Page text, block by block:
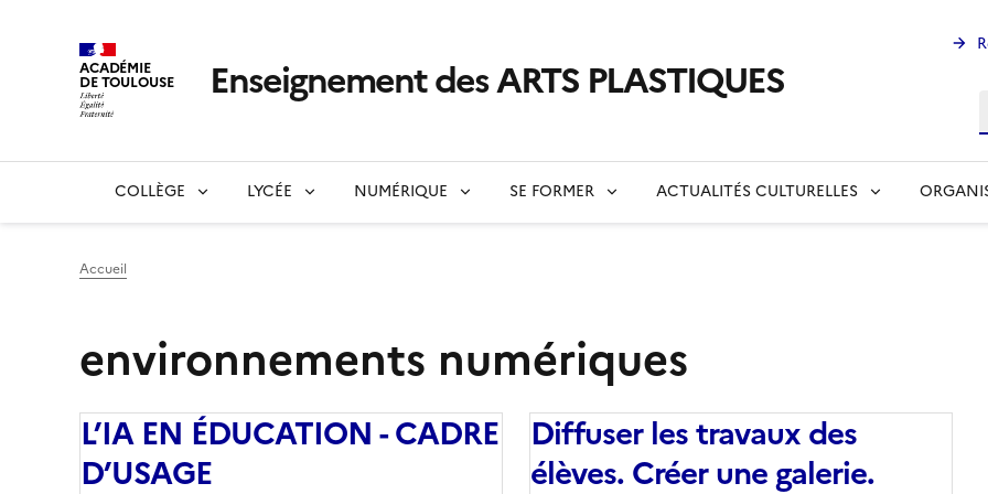
ACADÉMIE
DE TOULOUSE Enseignement des ARTS PLASTIQUES
COLLÈGE LYCÉE NUMÉRIQUE SE FORMER ACTUALITÉS CULTURELLES
Accueil
environnements numériques
L’IA EN ÉDUCATION - CADRE
D’USAGE
Diffuser les travaux des
élèves. Créer une galerie.